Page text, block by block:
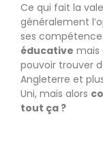
Ce qui fait la
généralement
ses
éducative mais
pouvoir trouver
Angleterre et
Uni, mais alors
tout ça ?